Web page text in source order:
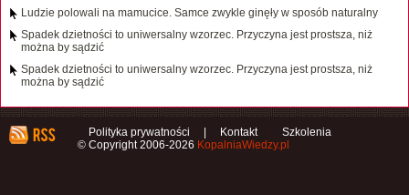
Ludzie polowali na mamucice. Samce zwykle ginęły w sposób naturalny
Spadek dzietności to uniwersalny wzorzec. Przyczyna jest prostsza, niż
można by sądzić
Spadek dzietności to uniwersalny wzorzec. Przyczyna jest prostsza, niż
można by sądzić
Polityka prywatności Kontakt
Szkolenia
© Copyright 2006-2026 KopalniaWiedzy.pl